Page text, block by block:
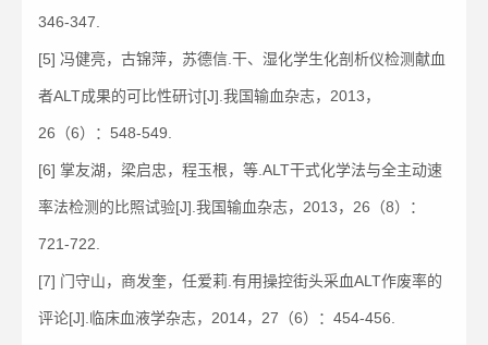
346-347.
[5] 冯健亮，古锦萍，苏德信.干、湿化学生化剖析仪检测献血
者ALT成果的可比性研讨[J].我国输血杂志，2013，
26（6）：548-549.
[6] 掌友湖，梁启忠，程玉根，等.ALT干式化学法与全主动速
率法检测的比照试验[J].我国输血杂志，2013，26（8）：
721-722.
[7] 门守山，商发奎，任爱莉.有用操控街头采血ALT作废率的
评论[J].临床血液学杂志，2014，27（6）：454-456.